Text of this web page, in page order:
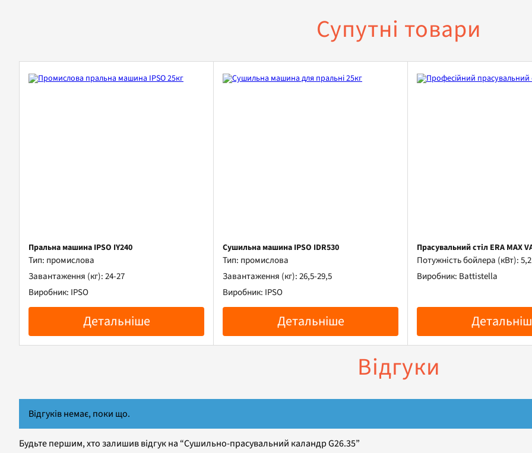
Супутні товари
Пральна машина IPSO IY240
Тип: промислова
Завантаження (кг): 24-27
Виробник: IPSO
Детальніше
Сушильна машина IPSO IDR530
Тип: промислова
Завантаження (кг): 26,5-29,5
Виробник: IPSO
Детальніше
Прасувальний стіл ERA MAX
Потужність бойлера (кВт): 5,2
Виробник: Battistella
Відгуки
Відгуків немає, поки що.
Будьте першим, хто залишив відгук на “Сушильно-прасувальний каландр G26.35”